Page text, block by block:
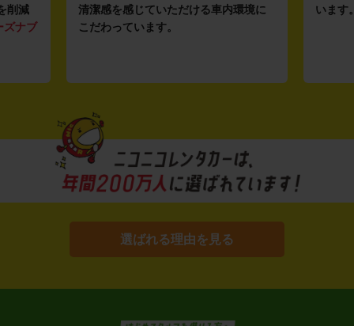
削減
ズナブ
清潔感を感じていただける車内環境に
こだわっています。
います
選ばれる理由を見る